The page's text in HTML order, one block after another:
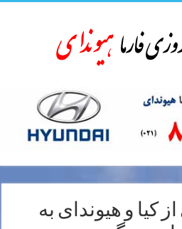
کیا و هیوندای به